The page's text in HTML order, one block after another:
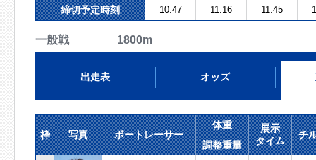
締切予定時刻 10:47 11:16 11:45
一般戦 1800m
出走表 オッズ
枠 写真 ボートレーサー
体重
展示
タイム
チ
調整重量